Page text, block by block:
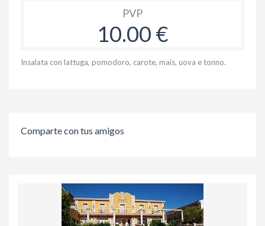
PVP
10.00 €
Insalata con lattuga, pomodoro, carote, mais, uova e tonno.
Comparte con tus amigos